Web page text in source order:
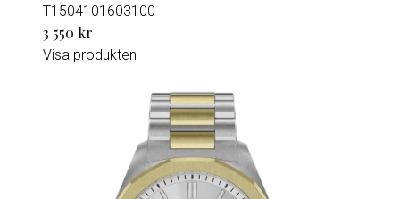
T1504101603100
3 550 kr
Visa produkten